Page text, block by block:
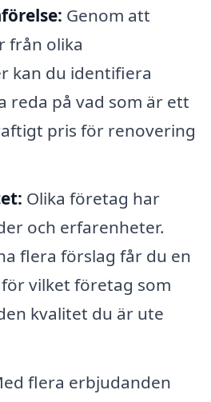
Genom att
från olika
kan du identifiera
reda på vad som är ett
pris för renovering
Olika företag har
och erfarenheter.
flera förslag får du en
vilket företag som
kvalitet du är ute
flera erbjudanden